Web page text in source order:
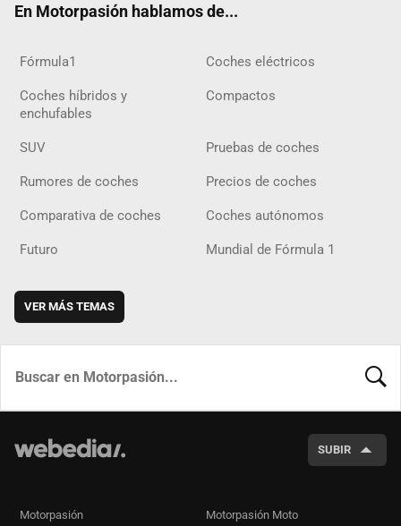
En Motorpasión hablamos de...
Fórmula1 Coches eléctricos
Coches híbridos y
enchufables
Compactos
SUV Pruebas de coches
Rumores de coches Precios de coches
Comparativa de coches Coches autónomos
Futuro Mundial de Fórmula 1
VER MÁS TEMAS
SUBIR
Motorpasión Motorpasión Moto